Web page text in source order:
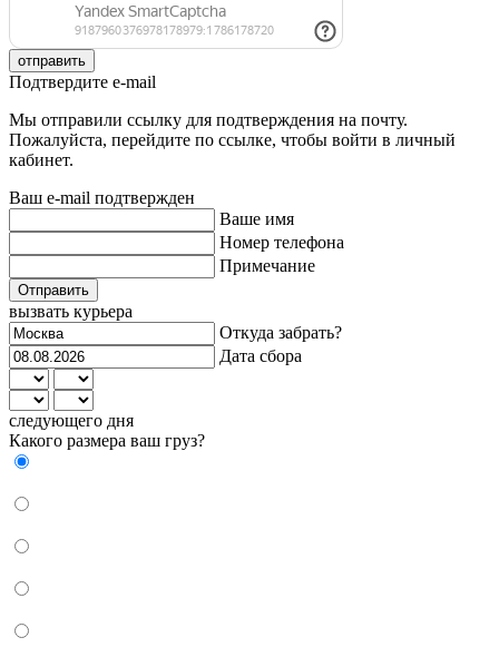
отправить
Подтвердите e-mail
Мы отправили ссылку для подтверждения на почту.
Пожалуйста, перейдите по ссылке, чтобы войти в личный
кабинет.
Ваш e-mail подтвержден
Ваше имя
Номер телефона
Примечание
Отправить
вызвать курьера
Откуда забрать?
Дата сбора
следующего дня
Какого размера ваш груз?